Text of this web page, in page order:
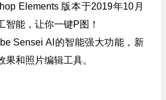
Elements 版本于2019年10月
智能，让你一键P图！
Sensei AI的智能强大功能，新
和照片编辑工具。